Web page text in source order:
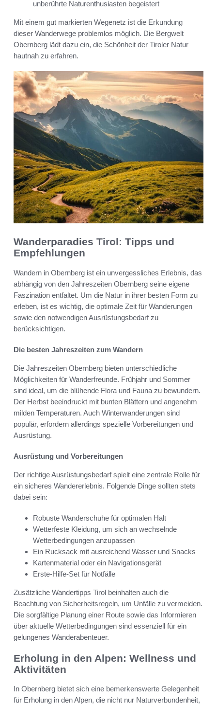
unberührte Naturenthusiasten begeistert
Mit einem gut markierten Wegenetz ist die Erkundung
dieser Wanderwege problemlos möglich. Die Bergwelt
Obernberg lädt dazu ein, die Schönheit der Tiroler Natur
hautnah zu erfahren.
Wanderparadies Tirol: Tipps und
Empfehlungen
Wandern in Obernberg ist ein unvergessliches Erlebnis, das
abhängig von den Jahreszeiten Obernberg seine eigene
Faszination entfaltet. Um die Natur in ihrer besten Form zu
erleben, ist es wichtig, die optimale Zeit für Wanderungen
sowie den notwendigen Ausrüstungsbedarf zu
berücksichtigen.
Die besten Jahreszeiten zum Wandern
Die Jahreszeiten Obernberg bieten unterschiedliche
Möglichkeiten für Wanderfreunde. Frühjahr und Sommer
sind ideal, um die blühende Flora und Fauna zu bewundern.
Der Herbst beeindruckt mit bunten Blättern und angenehm
milden Temperaturen. Auch Winterwanderungen sind
populär, erfordern allerdings spezielle Vorbereitungen und
Ausrüstung.
Ausrüstung und Vorbereitungen
Der richtige Ausrüstungsbedarf spielt eine zentrale Rolle für
ein sicheres Wandererlebnis. Folgende Dinge sollten stets
dabei sein:
Robuste Wanderschuhe für optimalen Halt
Wetterfeste Kleidung, um sich an wechselnde
Wetterbedingungen anzupassen
Ein Rucksack mit ausreichend Wasser und Snacks
Kartenmaterial oder ein Navigationsgerät
Erste-Hilfe-Set für Notfälle
Zusätzliche Wandertipps Tirol beinhalten auch die
Beachtung von Sicherheitsregeln, um Unfälle zu vermeiden.
Die sorgfältige Planung einer Route sowie das Informieren
über aktuelle Wetterbedingungen sind essenziell für ein
gelungenes Wanderabenteuer.
Erholung in den Alpen: Wellness und
Aktivitäten
In Obernberg bietet sich eine bemerkenswerte Gelegenheit
für Erholung in den Alpen, die nicht nur Naturverbundenheit,